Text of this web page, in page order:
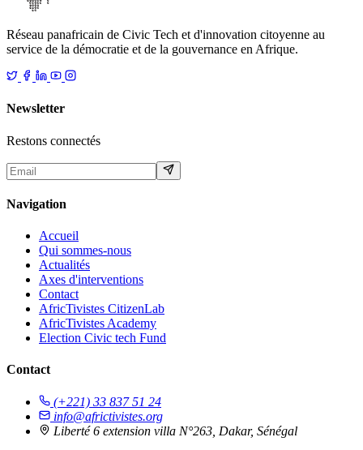
Réseau panafricain de Civic Tech et d'innovation citoyenne au
service de la démocratie et de la gouvernance en Afrique.
Newsletter
Restons connectés
Navigation
Accueil
Qui sommes-nous
Actualités
Axes d'interventions
Contact
AfricTivistes CitizenLab
AfricTivistes Academy
Election Civic tech Fund
Contact
(+221) 33 837 51 24
info@africtivistes.org
Liberté 6 extension villa N°263, Dakar, Sénégal